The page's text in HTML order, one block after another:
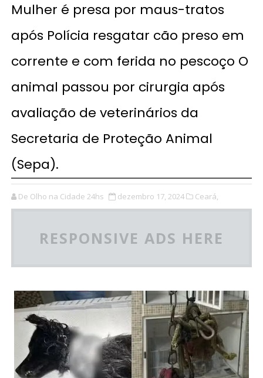
Mulher é presa por maus-tratos
após Polícia resgatar cão preso em
corrente e com ferida no pescoço O
animal passou por cirurgia após
avaliação de veterinários da
Secretaria de Proteção Animal
(Sepa).
De Olho na Cidade 24hs dezembro 17, 2024 Ceará,
RESPONSIVE ADS HERE